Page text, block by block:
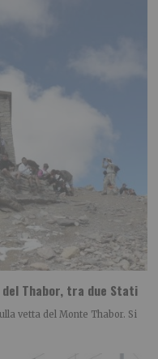
Thabor, tra due Stati
vetta del Monte Thabor. Si